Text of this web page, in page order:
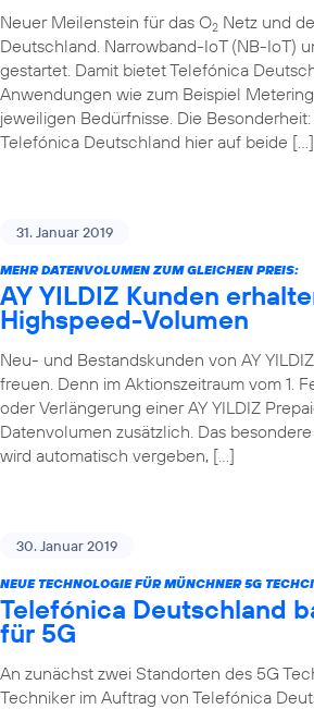
Neuer Meilenstein für das O2 Netz und
Deutschland. Narrowband-IoT (NB-IoT)
gestartet. Damit bietet Telefónica
Anwendungen wie zum Beispiel
jeweiligen Bedürfnisse. Die
Telefónica Deutschland hier auf beide […]
31. Januar 2019
MEHR DATENVOLUMEN ZUM GLEICHEN PREIS:
AY YILDIZ Kunden
Highspeed-Volumen
Neu- und Bestandskunden von AY
freuen. Denn im Aktionszeitraum vom 1.
oder Verlängerung einer AY YILDIZ
Datenvolumen zusätzlich. Das
wird automatisch vergeben, […]
30. Januar 2019
NEUE TECHNOLOGIE FÜR MÜNCHNER 5G
Telefónica Deutschland
für 5G
An zunächst zwei Standorten des 5G
Techniker im Auftrag von Telefónica